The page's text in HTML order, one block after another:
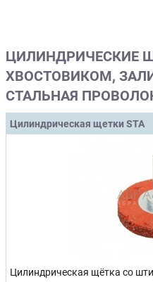
ЦИЛИНДРИЧЕСКИЕ
ХВОСТОВИКОМ,
СТАЛЬНАЯ
Цилиндрическая щетки STA
Цилиндрическая щётка со